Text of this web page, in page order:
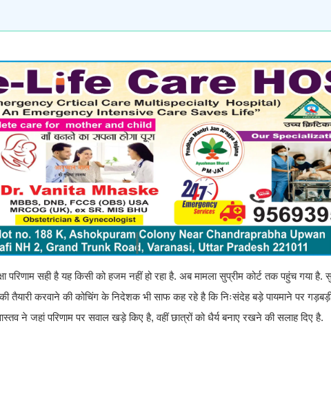
परिणाम सही है यह किसी को हजम नहीं हो रहा है. अब मामला सुप्रीम कोर्ट तक पहुंच गया है.
तैयारी करवाने की कोचिंग के निदेशक भी साफ कह रहे है कि निःसंदेह बड़े पायमाने पर
ने जहां परिणाम पर सवाल खड़े किए है, वहीं छात्रों को धैर्य बनाए रखने की सलाह दिए है.